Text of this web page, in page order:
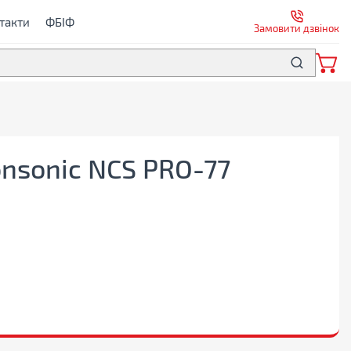
ФБІФ Замовити дзвінок
NCS PRO-77